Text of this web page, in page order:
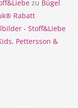
zu Bügel
Rabatt
- Stoff&Liebe
Pettersson &